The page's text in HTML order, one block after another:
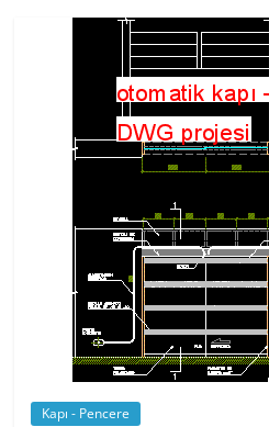
b
k
st A
p
p
Kapı - Pencere